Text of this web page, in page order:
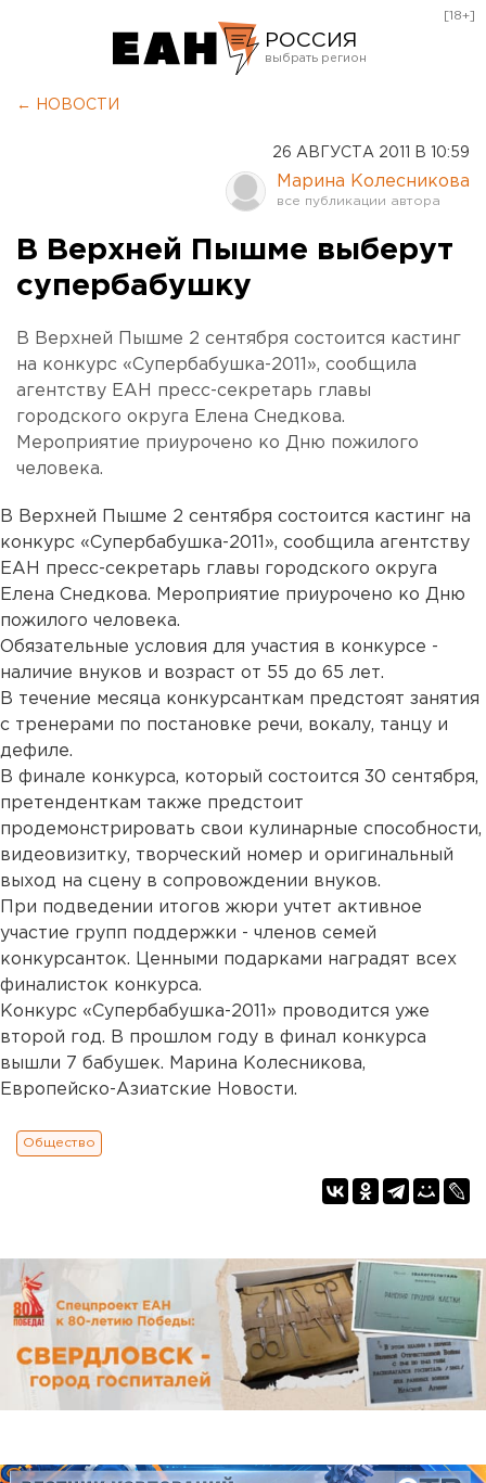
РОССИЯ
Оренбург
[18+]
← НОВОСТИ
26 АВГУСТА 2011 В 10:59
Марина Колесникова
В Верхней Пышме выберут
супербабушку
В Верхней Пышме 2 сентября состоится кастинг
на конкурс «Супербабушка-2011», сообщила
агентству ЕАН пресс-секретарь главы
городского округа Елена Снедкова.
Мероприятие приурочено ко Дню пожилого
человека.
В Верхней Пышме 2 сентября состоится кастинг на
конкурс «Супербабушка-2011», сообщила агентству
ЕАН пресс-секретарь главы городского округа
Елена Снедкова. Мероприятие приурочено ко Дню
пожилого человека.
Обязательные условия для участия в конкурсе -
наличие внуков и возраст от 55 до 65 лет.
В течение месяца конкурсанткам предстоят занятия
с тренерами по постановке речи, вокалу, танцу и
дефиле.
В финале конкурса, который состоится 30 сентября,
претенденткам также предстоит
продемонстрировать свои кулинарные способности,
видеовизитку, творческий номер и оригинальный
выход на сцену в сопровождении внуков.
При подведении итогов жюри учтет активное
участие групп поддержки - членов семей
конкурсанток. Ценными подарками наградят всех
финалисток конкурса.
Конкурс «Супербабушка-2011» проводится уже
второй год. В прошлом году в финал конкурса
вышли 7 бабушек. Марина Колесникова,
Европейско-Азиатские Новости.
Общество